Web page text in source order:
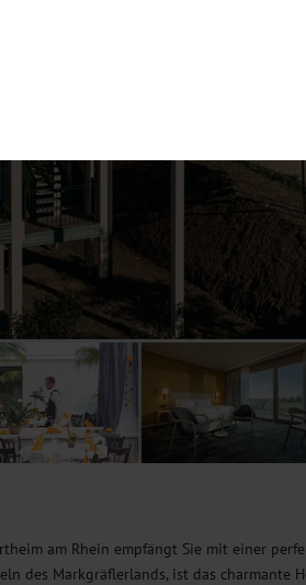
am Rhein empfängt Sie mit einer
des Markgräflerlands, ist das charmante
Diese Cookies sind für den Betrieb der
möchten, um Ihnen unsere Dienste bei
Statistik
Um unser Angebot und unsere
dieser Cookies können wir
unsere Inhalte optimieren. Wir nutzen
Übermittlung, der auf unsere Website
Datenschutzhinweisen
. Sie können
Marketing
Diese Cookies werden genutzt, um